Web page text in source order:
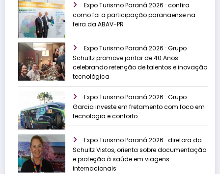
Expo Turismo Paraná 2026 : confira
como foi a participação paranaense na
feira da ABAV-PR
Expo Turismo Paraná 2026 : Grupo
Schultz promove jantar de 40 Anos
celebrando retenção de talentos e inovação
tecnológica
Expo Turismo Paraná 2026 : Grupo
Garcia investe em fretamento com foco em
tecnologia e conforto
Expo Turismo Paraná 2026 : diretora da
Schultz Vistos, orienta sobre documentação
e proteção à saúde em viagens
internacionais